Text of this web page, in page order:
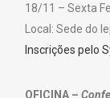
18/11 – Sexta
Local: Sede do
Inscrições pelo
OFICINA –